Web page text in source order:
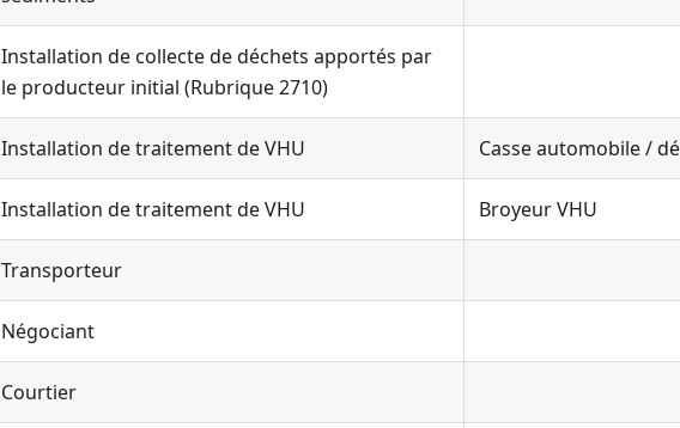
Installation de collecte de déchets apportés par
le producteur initial (Rubrique 2710)
Installation de traitement de VHU Casse automobile /
Installation de traitement de VHU Broyeur VHU
Transporteur
Négociant
Courtier